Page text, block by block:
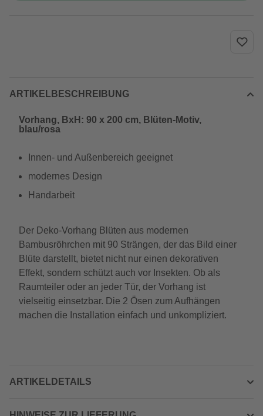
ARTIKELBESCHREIBUNG
Vorhang, BxH: 90 x 200 cm, Blüten-Motiv,
blau/rosa
Innen- und Außenbereich geeignet
modernes Design
Handarbeit
Der Deko-Vorhang Blüten aus modernen
Bambusröhrchen mit 90 Strängen, der das Bild einer
Blüte darstellt, bietet nicht nur einen dekorativen
Effekt, sondern schützt auch vor Insekten. Ob als
Raumteiler oder an jeder Tür, der Vorhang ist
vielseitig einsetzbar. Die 2 Ösen zum Aufhängen
machen die Installation einfach und unkompliziert.
ARTIKELDETAILS